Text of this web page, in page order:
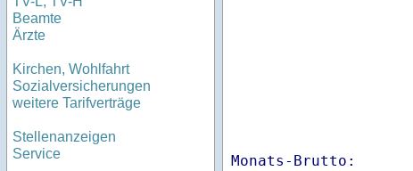
Beamte
Ärzte
Kirchen, Wohlfahrt
Sozialversicherungen
weitere Tarifverträge
Stellenanzeigen
Service
Monats-